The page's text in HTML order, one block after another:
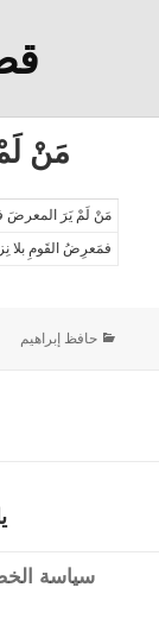
مَنْ
مَنْ لَمْ يَرَ المعرضَ
فمَعرِضُ القَومِ بلا
حافظ إبراهيم
سياسة